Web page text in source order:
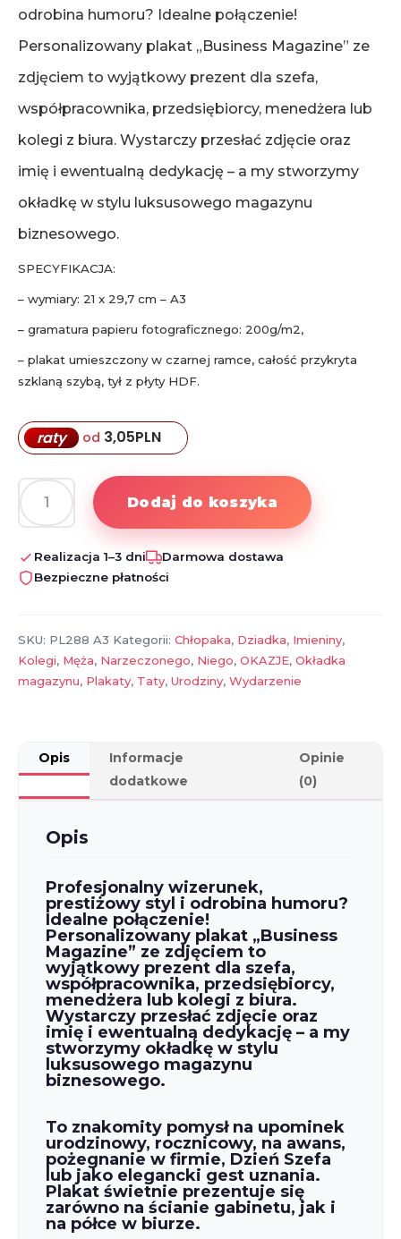
odrobina humoru? Idealne połączenie!
Personalizowany plakat „Business Magazine” ze
zdjęciem to wyjątkowy prezent dla szefa,
współpracownika, przedsiębiorcy, menedżera lub
kolegi z biura. Wystarczy przesłać zdjęcie oraz
imię i ewentualną dedykację – a my stworzymy
okładkę w stylu luksusowego magazynu
biznesowego.
SPECYFIKACJA:
– wymiary: 21 x 29,7 cm – A3
– gramatura papieru fotograficznego: 200g/m2,
– plakat umieszczony w czarnej ramce, całość przykryta
szklaną szybą, tył z płyty HDF.
raty od 3,05PLN
ilość
Personalizowany
plakat
„Business
zdjęciem
–
elegancki
kolegi
z
Dodaj do koszyka
Realizacja 1–3 dni
Darmowa dostawa
Bezpieczne płatności
SKU: PL288 A3 Kategorii: Chłopaka, Dziadka, Imieniny,
Kolegi, Męża, Narzeczonego, Niego, OKAZJE, Okładka
magazynu, Plakaty, Taty, Urodziny, Wydarzenie
Opis
Informacje
dodatkowe
Opinie
(0)
Opis
Profesjonalny wizerunek,
prestiżowy styl i odrobina humoru?
Idealne połączenie!
Personalizowany plakat „Business
Magazine” ze zdjęciem to
wyjątkowy prezent dla szefa,
współpracownika, przedsiębiorcy,
menedżera lub kolegi z biura.
Wystarczy przesłać zdjęcie oraz
imię i ewentualną dedykację – a my
stworzymy okładkę w stylu
luksusowego magazynu
biznesowego.
To znakomity pomysł na upominek
urodzinowy, rocznicowy, na awans,
pożegnanie w firmie, Dzień Szefa
lub jako elegancki gest uznania.
Plakat świetnie prezentuje się
zarówno na ścianie gabinetu, jak i
na półce w biurze.